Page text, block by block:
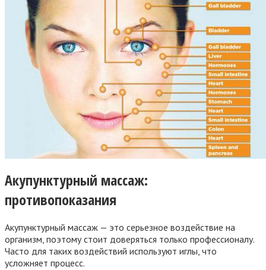
Акупунктурный массаж:
противопоказания
Акупунктурный массаж — это серьезное воздействие на
организм, поэтому стоит доверяться только профессионалу.
Часто для таких воздействий используют иглы, что
усложняет процесс.